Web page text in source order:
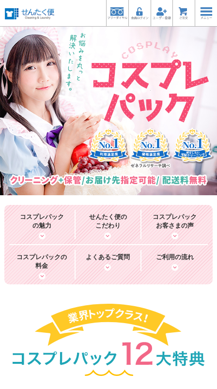
コスプレパック
の魅力
せんたく便の
こだわり
コスプレパック
お客さまの声
コスプレパックの
料金
よくあるご質問 ご利用の流れ